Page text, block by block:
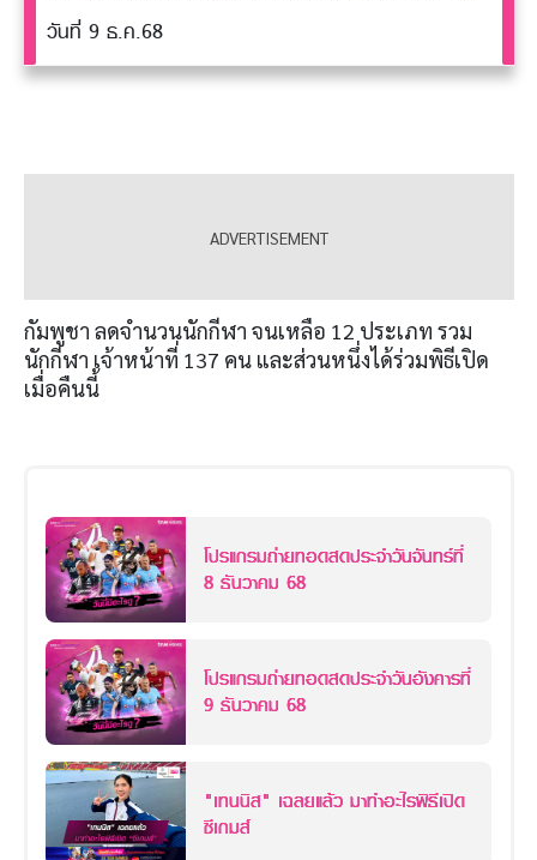
วันที่ 9 ธ.ค.68
กัมพูชา ลดจำนวนนักกีฬา จนเหลือ 12 ประเภท รวม
นักกีฬา เจ้าหน้าที่ 137 คน และส่วนหนึ่งได้ร่วมพิธีเปิด
เมื่อคืนนี้
โปรแกรมถ่ายทอดสดประจำวันจันทร์ที่
8 ธันวาคม 68
โปรแกรมถ่ายทอดสดประจำวันอังคารที่
9 ธันวาคม 68
"เทนนิส" เฉลยแล้ว มาทำอะไรพิธีเปิด
ซีเกมส์